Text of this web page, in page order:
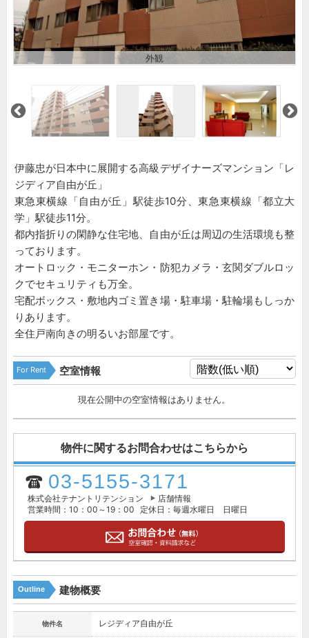
外観
伊藤忠が日本中に展開する高級デザイナーズマンション「レ
ジディア自由が丘」
東急東横線「自由が丘」駅徒歩10分、東急東横線「都立大
学」駅徒歩11分。
都内指折りの閑静な住宅地、自由が丘は周辺の生活環境も整
っております。
オートロック・モニターホン・防犯カメラ・玄関ダブルロッ
クでセキュリティも万全。
宅配ボックス・敷地内ゴミ置き場・駐車場・駐輪場もしっか
りあります。
全住戸南向きの明るいお部屋です。
For Rent 空室情報
現在公開中の空室情報はありません。
物件に関するお問合わせはこちらから
03-5155-3171
株式会社テナントリテンション
店舗情報
営業時間：10：00～19：00
定休日：毎週水曜日 日曜日
Outline 建物概要
物件名 レジディア自由が丘